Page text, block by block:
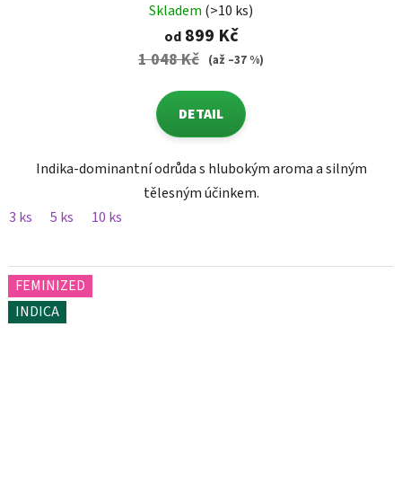
Skladem (>10 ks)
od899 Kč
1 048 Kč (až –37 %)
DETAIL
Indika-dominantní odrůda s hlubokým aroma a silným
tělesným účinkem.
3 ks
5 ks 10 ks
FEMINIZED
INDICA